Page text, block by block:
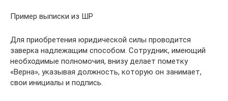
Пример выписки из ШР
Для приобретения юридической силы проводится
заверка надлежащим способом. Сотрудник, имеющий
необходимые полномочия, внизу делает пометку
«Верна», указывая должность, которую он занимает,
свои инициалы и подпись.